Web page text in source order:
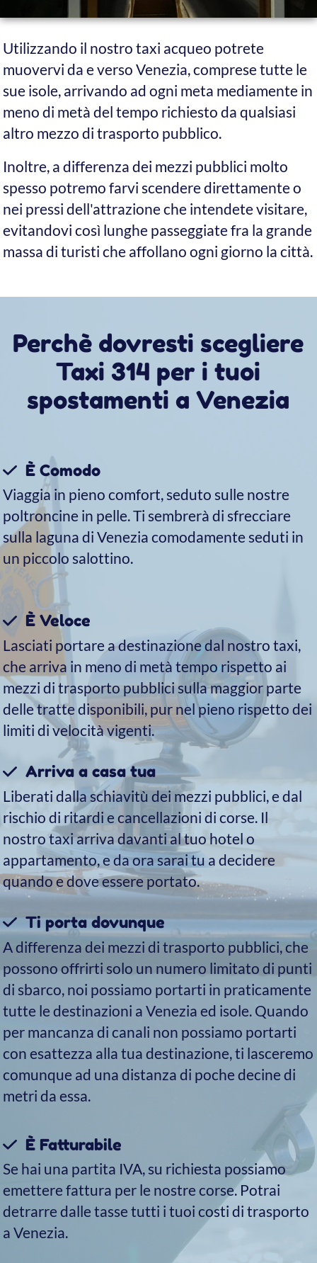
Ti porta dovunque
A differenza dei mezzi di trasporto pubblici, che
possono offrirti solo un numero limitato di punti
di sbarco, noi possiamo portarti in praticamente
tutte le destinazioni a Venezia ed isole. Quando
per mancanza di canali non possiamo portarti
con esattezza alla tua destinazione, ti lasceremo
comunque ad una distanza di poche decine di
È Fatturabile
Se hai una partita IVA, su richiesta possiamo
emettere fattura per le nostre corse. Potrai
detrarre dalle tasse tutti i tuoi costi di trasporto
ci scelgono
Raggiungi Venezia
dall'aeroporto Marco Polo
Per i tuoi trasferimenti dall’aeroporto verso
Venezia, oltre al classico servizio interamente su
taxi acqueo, possiamo offrirti anche – a
richiesta e con un piccolo supplemento – un
trasferimento combinato auto + barca: è il
modo più rapido ed efficiente per raggiungere la
tua destinazione.
A differenza di un trasferimento esclusivamente
in taxi acqueo, con il servizio combinato
troverai il tassista ad attenderti appena fuori
dal gate, con un cartello con il tuo nome. Dopo
pochi passi insieme, uscirete dall’aeroporto e
salirete sull’auto: in meno di venti minuti sarai
già a Piazzale Roma, dove la nostra barca ti
attenderà per completare il viaggio e portarti
direttamente a destinazione.
In questo modo eviterai di raggiungere la
darsena per imbarcarti e potrai arrivare a
Venezia in modo più rapido.
Scopri i tesori nascosti di
Venezia: Le isole di
Murano, Burano e Torcello
Nessuna vacanza a Venezia può dirsi completa
senza una visita alle sue tre isole più importanti: